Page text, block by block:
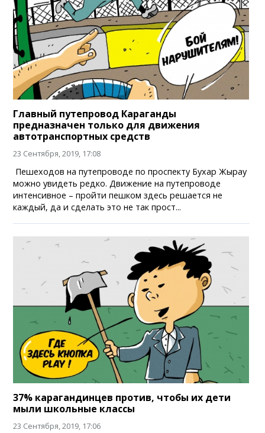
Главный путепровод Караганды
предназначен только для движения
автотранспортных средств
23 Сентября, 2019, 17:08
Пешеходов на путепроводе по проспекту Бухар Жырау
можно увидеть редко. Движение на путепроводе
интенсивное – пройти пешком здесь решается не
каждый, да и сделать это не так прост...
37% карагандинцев против, чтобы их дети
мыли школьные классы
23 Сентября, 2019, 17:06